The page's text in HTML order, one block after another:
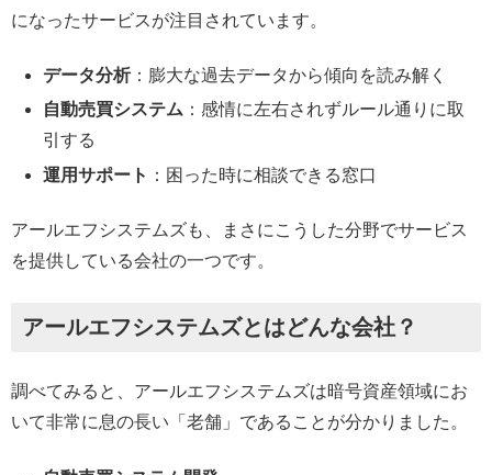
になったサービスが注目されています。
データ分析：膨大な過去データから傾向を読み解く
自動売買システム ：感情に左右されずルール通りに取
引する
運用サポート ：困った時に相談できる窓口
アールエフシステムズも、まさにこうした分野でサービス
を提供している会社の一つです。
アールエフシステムズとはどんな会社？
調べてみると、アールエフシステムズは暗号資産領域にお
いて非常に息の長い「老舗」であることが分かりました。